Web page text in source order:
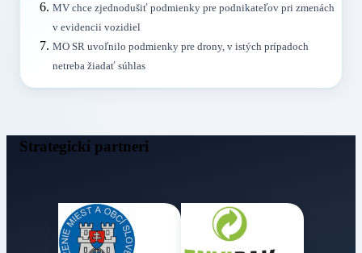
MV chce zjednodušiť podmienky pre podnikateľov pri zmenách
v evidencii vozidiel
MO SR uvoľnilo podmienky pre drony, v istých prípadoch
netreba žiadať súhlas
Strategickí partneri